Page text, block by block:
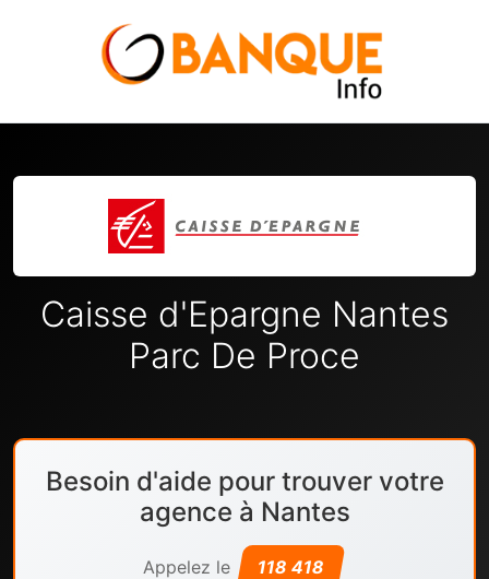
Caisse d'Epargne Nantes
Parc De Proce
Besoin d'aide pour trouver votre
agence à Nantes
Appelez le 118 418